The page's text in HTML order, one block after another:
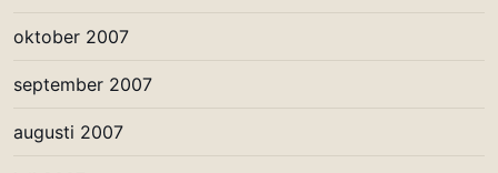
oktober 2007
september 2007
augusti 2007